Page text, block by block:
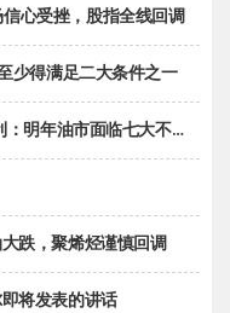
心受挫，股指全线回调
少得满足二大条件之一
年油市面临七大不确定性
跌，聚烯烃谨慎回调
将发表的讲话